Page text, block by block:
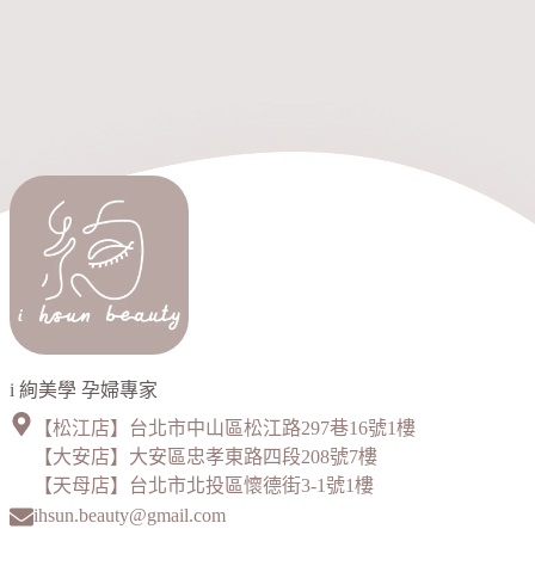
i 絢美學 孕婦專家
【松江店】台北市中山區松江路297巷16號1樓
【大安店】大安區忠孝東路四段208號7樓
【天母店】台北市北投區懷德街3-1號1樓
ihsun.beauty@gmail.com